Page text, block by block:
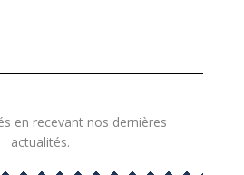
en recevant nos dernières
actualités.